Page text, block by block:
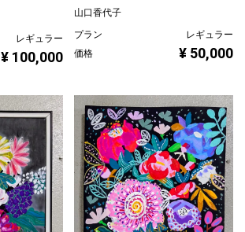
レギュラー
¥ 100,000
山口香代子
プラン
レギュラー
価格
¥ 50,000